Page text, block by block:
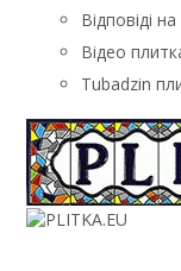
Відповіді
Відео
Tubadzin